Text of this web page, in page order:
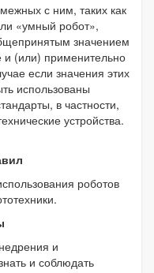
с ним, таких как
«умный робот»,
значением
и (или) применительно
если значения этих
использованы
в частности,
устройства.
роботов
и
и соблюдать